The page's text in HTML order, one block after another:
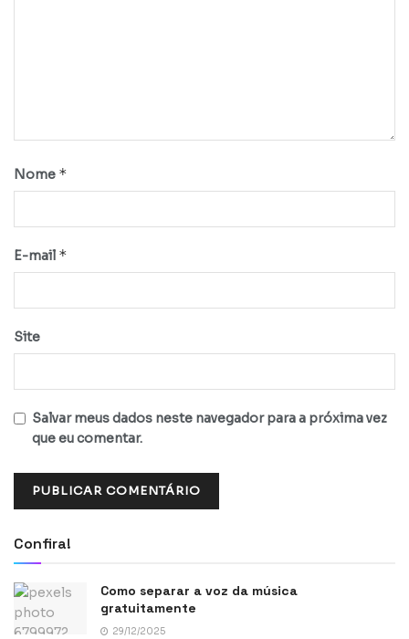
Nome *
E-mail *
Site
Salvar meus dados neste navegador para a próxima vez
que eu comentar.
Confira!
Como separar a voz da música
gratuitamente
29/12/2025